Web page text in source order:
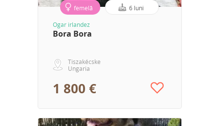
femelă 6 luni
Ogar irlandez
Bora Bora
Tiszakécske
Ungaria
1 800 €